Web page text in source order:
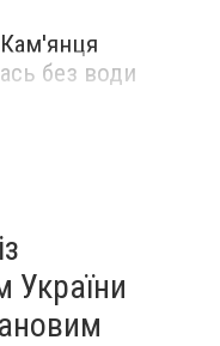
без води
України